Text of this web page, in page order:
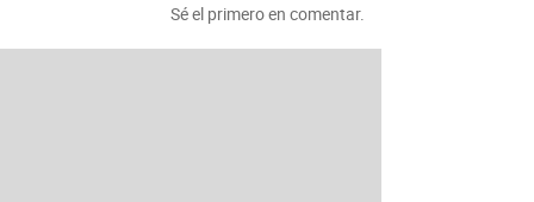
Sé el primero en comentar.